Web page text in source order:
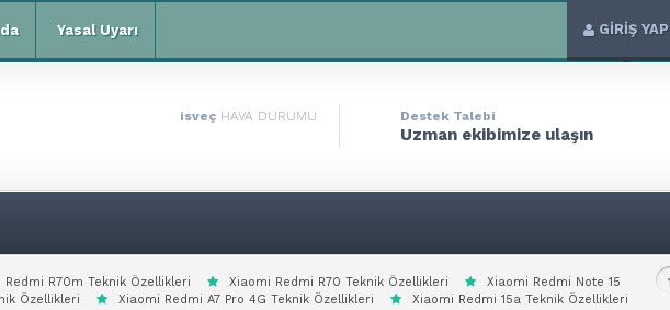
Yasal Uyarı GİRİŞ YAP
isveç HAVA DURUMU Destek Talebi
Uzman ekibimize ulaşın
Redmi R70m Teknik Özellikleri Xiaomi Redmi R70 Teknik Özellikleri
Xiaomi Redmi Note 15
Özellikleri
Xiaomi Redmi A7 Pro 4G Teknik Özellikleri Xiaomi Redmi 15a Teknik Özellikleri